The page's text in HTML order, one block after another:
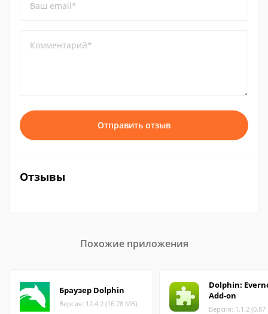
Ваш email*
Комментарий*
Отправить отзыв
Отзывы
Похожие приложения
Браузер Dolphin
Версия: 12.4.2 (16.78 МБ)
Dolphin:
Add-on
Версия: 1.1.2